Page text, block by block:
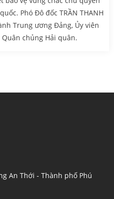
An Thới - Thành phố Phú